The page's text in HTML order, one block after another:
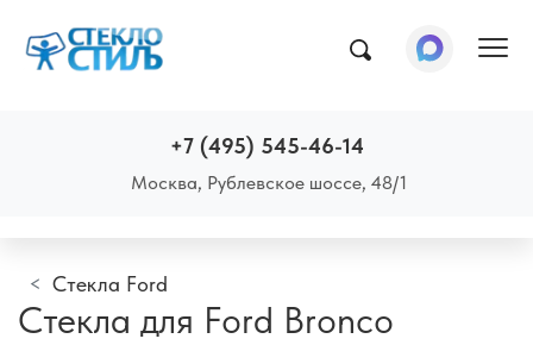
+7 (495) 545-46-14
Москва, Рублевское шоссе, 48/1
Стекла Ford
Стекла для Ford Bronco